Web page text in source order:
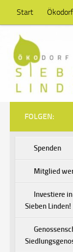
Unter dem Inhalt
Start Ökodorf
FOLGEN:
Spenden
Mitglied
Investiere
Sieben Linden!